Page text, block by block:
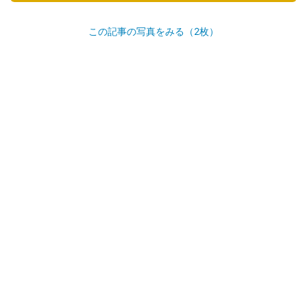
この記事の写真をみる（2枚）